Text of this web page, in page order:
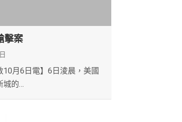
擊案
10月6日電】6日淩晨，美國
城的…